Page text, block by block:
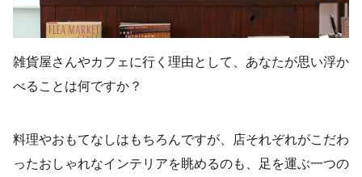
雑貨屋さんやカフェに行く理由として、あなたが思い浮か
べることは何ですか？
料理やおもてなしはもちろんですが、店それぞれがこだわ
ったおしゃれなインテリアを眺めるのも、足を運ぶ一つの